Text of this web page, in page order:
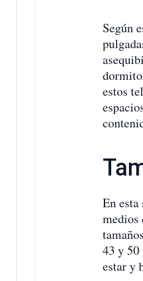
Según
estos
En
medios
43 y 50
estar y